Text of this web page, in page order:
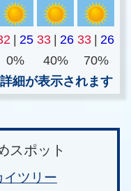
| 25 33 | 26 33 | 26
0% 40%
70%
細が表示されます
スポット
イツリー